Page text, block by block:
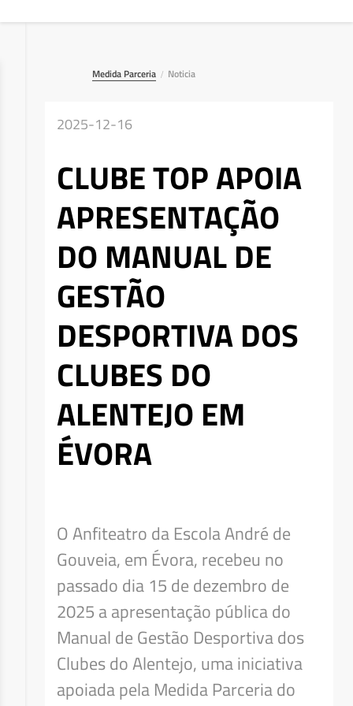
Medida Parceria / Noticia
2025-12-16
CLUBE TOP APOIA
APRESENTAÇÃO
DO MANUAL DE
GESTÃO
DESPORTIVA DOS
CLUBES DO
ALENTEJO EM
ÉVORA
O Anfiteatro da Escola André de
Gouveia, em Évora, recebeu no
passado dia 15 de dezembro de
2025 a apresentação pública do
Manual de Gestão Desportiva dos
Clubes do Alentejo, uma iniciativa
apoiada pela Medida Parceria do
Deseja apagar o ficheiro?